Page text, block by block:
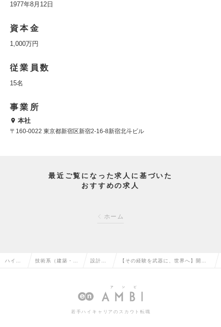
1977年8月12日
資本金
1,000万円
従業員数
15名
事業所
本社
〒160-0022 東京都新宿区新宿2-16-8新宿北斗ビル
最近ご覧になった求人に基づいた
おすすめの求人
ホーム
ハイク 技術系（建築・設 設計
木）の
【その経験を武器に、世界へ】開発
エンジニア！の求人情報
若手ハイキャリアのスカウト転職